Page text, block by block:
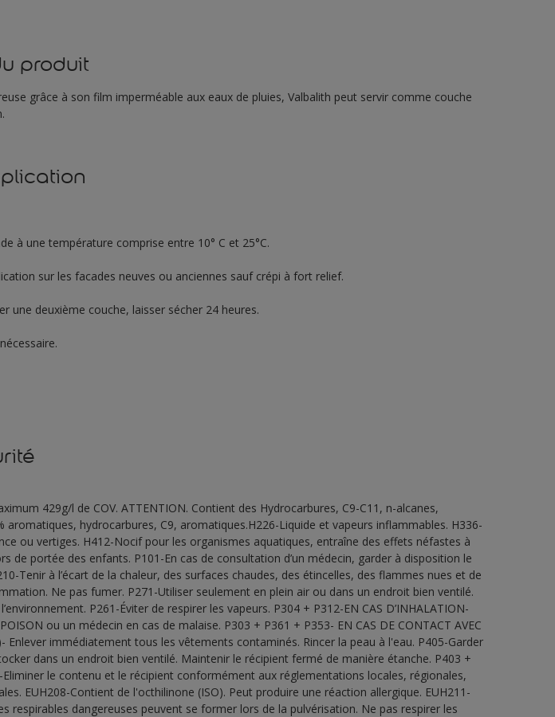
produit
grâce à son film imperméable aux eaux de pluies, Valbalith peut servir comme couche
à une température comprise entre 10° C et 25°C.
sur les facades neuves ou anciennes sauf crépi à fort relief.
une deuxième couche, laisser sécher 24 heures.
429g/l de COV. ATTENTION. Contient des Hydrocarbures, C9-C11, n-alcanes,
aromatiques, hydrocarbures, C9, aromatiques.H226-Liquide et vapeurs inflammables. H336-
ou vertiges. H412-Nocif pour les organismes aquatiques, entraîne des effets néfastes à
de portée des enfants. P101-En cas de consultation d’un médecin, garder à disposition le
Tenir à l’écart de la chaleur, des surfaces chaudes, des étincelles, des flammes nues et de
Ne pas fumer. P271-Utiliser seulement en plein air ou dans un endroit bien ventilé.
P261-Éviter de respirer les vapeurs. P304 + P312-EN CAS D’INHALATION-
ou un médecin en cas de malaise. P303 + P361 + P353- EN CAS DE CONTACT AVEC
Enlever immédiatement tous les vêtements contaminés. Rincer la peau à l'eau. P405-Garder
dans un endroit bien ventilé. Maintenir le récipient fermé de manière étanche. P403 +
Eliminer le contenu et le récipient conformément aux réglementations locales, régionales,
EUH208-Contient de l'octhilinone (ISO). Peut produire une réaction allergique. EUH211-
respirables dangereuses peuvent se former lors de la pulvérisation. Ne pas respirer les